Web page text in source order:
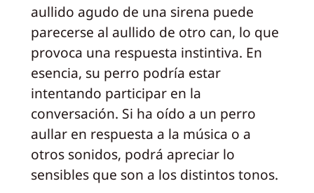
aullido agudo de una sirena puede
parecerse al aullido de otro can, lo que
provoca una respuesta instintiva. En
esencia, su perro podría estar
intentando participar en la
conversación. Si ha oído a un perro
aullar en respuesta a la música o a
otros sonidos, podrá apreciar lo
sensibles que son a los distintos tonos.